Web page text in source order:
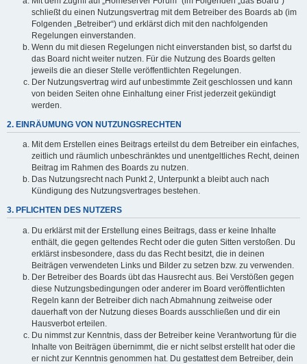
schließt du einen Nutzungsvertrag mit dem Betreiber des Boards ab (im
Folgenden „Betreiber“) und erklärst dich mit den nachfolgenden
Regelungen einverstanden.
Wenn du mit diesen Regelungen nicht einverstanden bist, so darfst du
das Board nicht weiter nutzen. Für die Nutzung des Boards gelten
jeweils die an dieser Stelle veröffentlichten Regelungen.
Der Nutzungsvertrag wird auf unbestimmte Zeit geschlossen und kann
von beiden Seiten ohne Einhaltung einer Frist jederzeit gekündigt
werden.
2. EINRÄUMUNG VON NUTZUNGSRECHTEN
Mit dem Erstellen eines Beitrags erteilst du dem Betreiber ein einfaches,
zeitlich und räumlich unbeschränktes und unentgeltliches Recht, deinen
Beitrag im Rahmen des Boards zu nutzen.
Das Nutzungsrecht nach Punkt 2, Unterpunkt a bleibt auch nach
Kündigung des Nutzungsvertrages bestehen.
3. PFLICHTEN DES NUTZERS
Du erklärst mit der Erstellung eines Beitrags, dass er keine Inhalte
enthält, die gegen geltendes Recht oder die guten Sitten verstoßen. Du
erklärst insbesondere, dass du das Recht besitzt, die in deinen
Beiträgen verwendeten Links und Bilder zu setzen bzw. zu verwenden.
Der Betreiber des Boards übt das Hausrecht aus. Bei Verstößen gegen
diese Nutzungsbedingungen oder anderer im Board veröffentlichten
Regeln kann der Betreiber dich nach Abmahnung zeitweise oder
dauerhaft von der Nutzung dieses Boards ausschließen und dir ein
Hausverbot erteilen.
Du nimmst zur Kenntnis, dass der Betreiber keine Verantwortung für die
Inhalte von Beiträgen übernimmt, die er nicht selbst erstellt hat oder die
er nicht zur Kenntnis genommen hat. Du gestattest dem Betreiber, dein